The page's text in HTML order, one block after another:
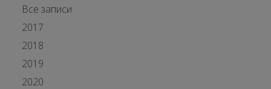
Все записи
2017
2018
2019
2020